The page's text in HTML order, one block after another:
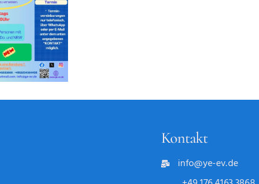
Kontakt
info@ye-ev.de